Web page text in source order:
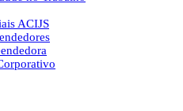
ACIJS